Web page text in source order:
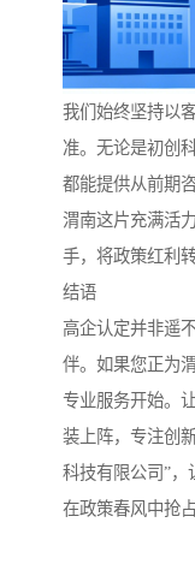
我们始终坚持以
准。无论是初创
都能提供从前期
渭南这片充满活
手，将政策红利
结语
高企认定并非遥
伴。如果您正为
专业服务开始。
装上阵，专注创
科技有限公司”，
在政策春风中抢占